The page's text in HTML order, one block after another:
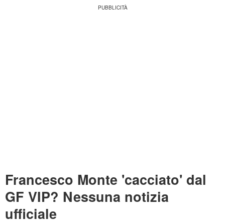
Francesco Monte 'cacciato' dal
GF VIP? Nessuna notizia
ufficiale